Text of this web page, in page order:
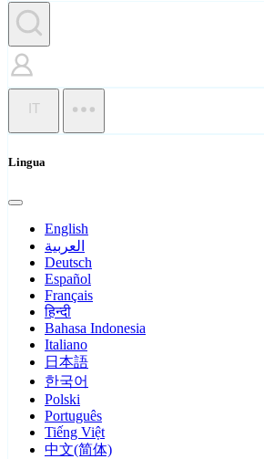
IT
Lingua
English
العربية
Deutsch
Español
Français
हिन्दी
Bahasa Indonesia
Italiano
日本語
한국어
Polski
Português
Tiếng Việt
中文(简体)